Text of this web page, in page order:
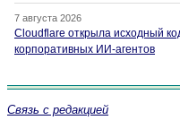
7 августа 2026
Cloudflare открыла исходный
корпоративных ИИ-агентов
Связь с редакцией